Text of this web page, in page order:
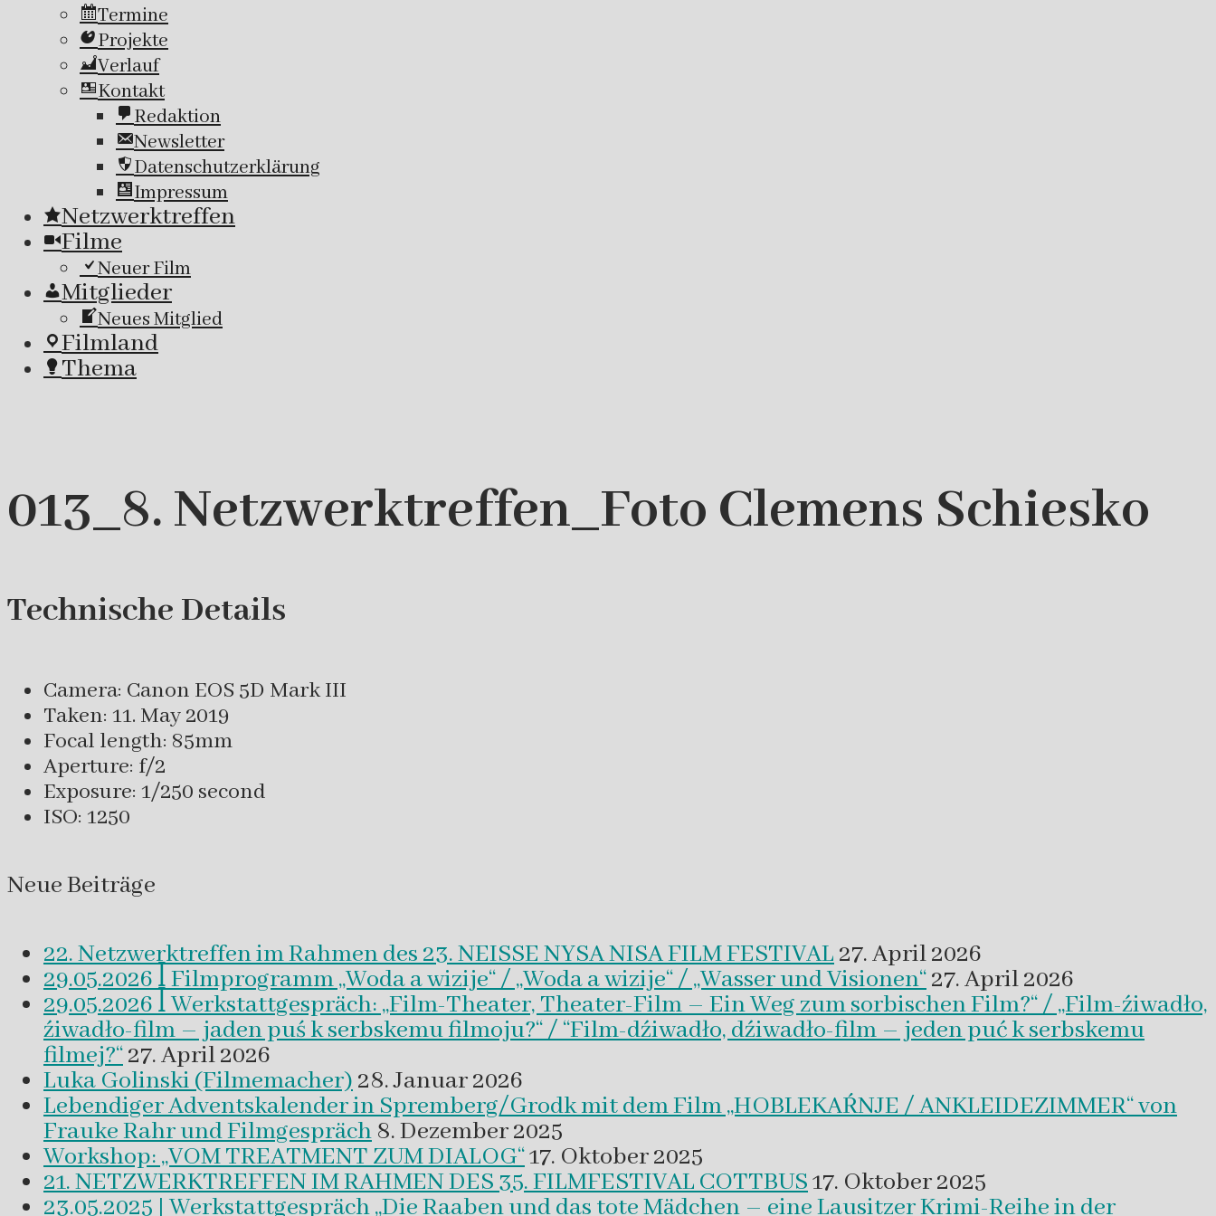
Termine
Projekte
Verlauf
Kontakt
Redaktion
Newsletter
Datenschutzerklärung
Impressum
Netzwerktreffen
Filme
Neuer Film
Mitglieder
Neues Mitglied
Filmland
Thema
013_8. Netzwerktreffen_Foto Clemens Schiesko
Technische Details
Camera: Canon EOS 5D Mark III
Taken: 11. May 2019
Focal length: 85mm
Aperture: f/2
Exposure: 1/250 second
ISO: 1250
Neue Beiträge
22. Netzwerktreffen im Rahmen des 23. NEISSE NYSA NISA FILM FESTIVAL 27. April 2026
29.05.2026 ꟾ Filmprogramm „Woda a wizije“ / „Woda a wizije“ / „Wasser und Visionen“27. April 2026
29.05.2026 ꟾ Werkstattgespräch: „Film-Theater, Theater-Film – Ein Weg zum sorbischen Film?“ / „Film-źiwadło,
źiwadło-film – jaden puś k serbskemu filmoju?“ / “Film-dźiwadło, dźiwadło-film – jeden puć k serbskemu
filmej?“27. April 2026
Luka Golinski (Filmemacher) 28. Januar 2026
Lebendiger Adventskalender in Spremberg/Grodk mit dem Film „HOBLEKAŔNJE / ANKLEIDEZIMMER“ von
Frauke Rahr und Filmgespräch 8. Dezember 2025
Workshop: „VOM TREATMENT ZUM DIALOG“17. Oktober 2025
21. NETZWERKTREFFEN IM RAHMEN DES 35. FILMFESTIVAL COTTBUS17. Oktober 2025
23.05.2025 | Werkstattgespräch „Die Raaben und das tote Mädchen – eine Lausitzer Krimi-Reihe in der